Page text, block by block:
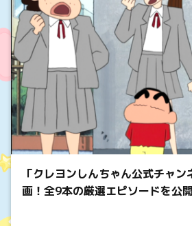
「クレヨンしんちゃん公式チャ
画！全9本の厳選エピソードを公開